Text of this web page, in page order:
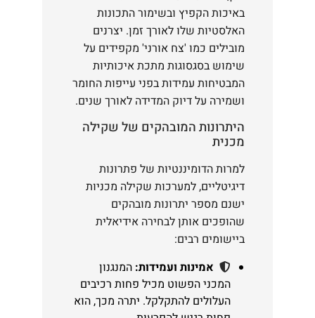
באיכות הקפיץ ובשימור התכונות
האלסטיות שלו לאורך זמן. יצרנים
מובילים כמו 'צח אורני' מקפידים על
שימוש בסגסוגות מתכת איכותיות
המבטיחות עמידות בפני עייפות החומר
ושמירה על דיוק המדידה לאורך שנים.
היתרונות המובהקים של שקילה
מכנית
למרות הדומיננטיות של פתרונות
דיגיטליים, למערכות שקילה מכניות
ישנם מספר יתרונות מובהקים
שהופכים אותן לבחירה אידיאלית
ביישומים רבים:
אמינות ועמידות: המנגנון
המכני הפשוט מכיל פחות רכיבים
העלולים להתקלקל. יתרה מכך, הוא